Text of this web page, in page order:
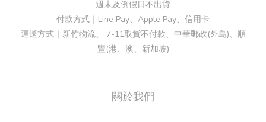
週末及例假日不出貨
付款方式｜Line Pay、Apple Pay、信用卡
運送方式｜新竹物流、 7-11取貨不付款、中華郵政(外島)、順
豐(港、澳、新加坡)
關於我們